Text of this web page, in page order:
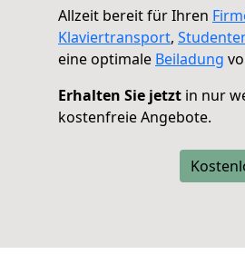
Allzeit bereit für Ihren
Klaviertransport,
eine optimale Beiladung
Erhalten Sie jetzt in nur
kostenfreie Angebote.